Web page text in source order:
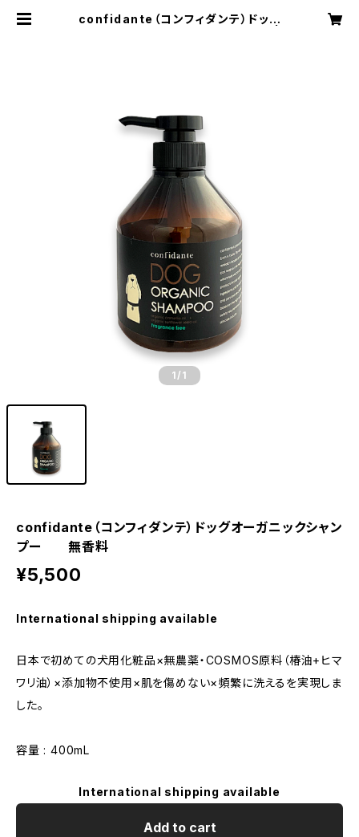
confidante（コンフィダンテ）ドッグ
1 /1
confidante（コンフィダンテ）ドッグオーガニックシャン
プー 無香料
¥5,500
International shipping available
日本で初めての犬用化粧品×無農薬・COSMOS原料（椿油+ヒマ
ワリ油）×添加物不使用×肌を傷めない×頻繁に洗えるを実現しま
した。
容量 : 400mL
International shipping available
Add to cart